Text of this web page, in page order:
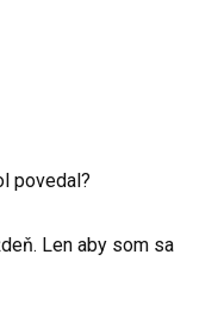
povedal?
Len aby som sa